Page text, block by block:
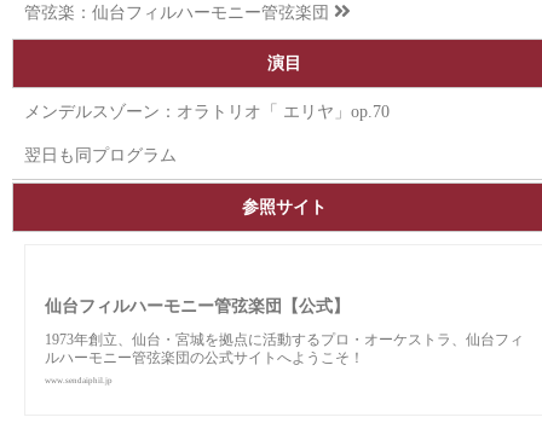
管弦楽： 仙台フィルハーモニー管弦楽団
演目
メンデルスゾーン：オラトリオ「 エリヤ」op.70
翌日も同プログラム
参照サイト
仙台フィルハーモニー管弦楽団【公式】
1973年創立、仙台・宮城を拠点に活動するプロ・オーケストラ、仙台フィ
ルハーモニー管弦楽団の公式サイトへようこそ！
www.sendaiphil.jp